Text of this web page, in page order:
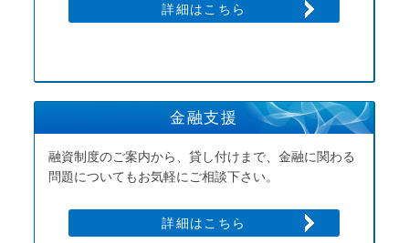
詳細はこちら
金融支援
融資制度のご案内から、貸し付けまで、金融に関わる
問題についてもお気軽にご相談下さい。
詳細はこちら